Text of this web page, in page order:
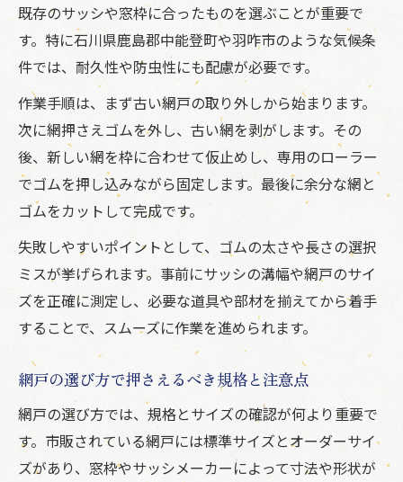
適切な網戸材質とゴムの組み合わせの見極
め方
網戸選びで迷わないためのチェックリスト
活用法
網戸の張り替え用ゴムサイズ選定の実践的
基準
網戸の用途別選び方と最適なゴムの選定方
張り替え時のゴム長さを正しく見極めるコツ
網戸張り替えで必要なゴム長さの計算方法
枠周囲から導く網戸ゴムの最適な長さとは
網戸張り替えはゴムの余裕をどう考えるべ
きか
網戸ゴムの太さと長さを正確に測る手順解
説
足りない場合の網戸ゴムつなぎ方と注意点
既存のサッシや窓枠に合ったものを選ぶことが重要で
す。特に石川県鹿島郡中能登町や羽咋市のような気候条
件では、耐久性や防虫性にも配慮が必要です。
作業手順は、まず古い網戸の取り外しから始まります。
次に網押さえゴムを外し、古い網を剥がします。その
後、新しい網を枠に合わせて仮止めし、専用のローラー
でゴムを押し込みながら固定します。最後に余分な網と
ゴムをカットして完成です。
失敗しやすいポイントとして、ゴムの太さや長さの選択
ミスが挙げられます。事前にサッシの溝幅や網戸のサイ
ズを正確に測定し、必要な道具や部材を揃えてから着手
することで、スムーズに作業を進められます。
網戸の選び方で押さえるべき規格と注意点
網戸の選び方では、規格とサイズの確認が何より重要で
す。市販されている網戸には標準サイズとオーダーサイ
ズがあり、窓枠やサッシメーカーによって寸法や形状が